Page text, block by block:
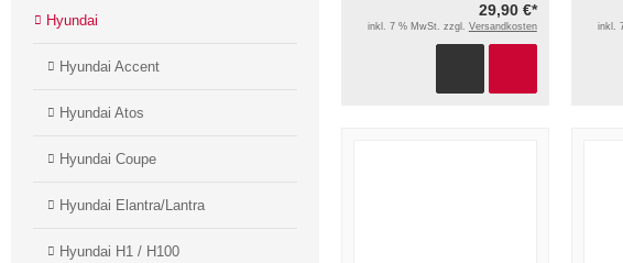
29,90 €*
inkl. 7 % MwSt. zzgl. Versandkosten inkl.
Hyundai
Hyundai Accent
Hyundai Atos
Hyundai Coupe
Hyundai Elantra/Lantra
Hyundai H1 / H100